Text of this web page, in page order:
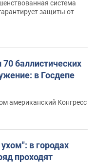
система
защиты от
баллистических
в Госдепе
американский Конгресс
в городах
проходят